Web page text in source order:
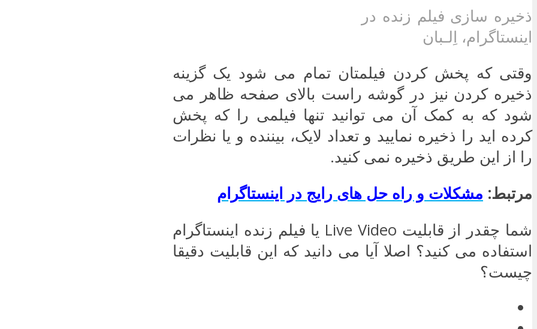
ذخیره سازی فیلم زنده در
اینستاگرام، اِلـبان
وقتی که پخش کردن فیلمتان تمام می شود یک گزینه
ذخیره کردن نیز در گوشه راست بالای صفحه ظاهر می
شود که به کمک آن می توانید تنها فیلمی را که پخش
کرده اید را ذخیره نمایید و تعداد لایک، بیننده و یا نظرات
را از این طریق ذخیره نمی کنید.
مرتبط: مشکلات و راه حل های رایج در اینستاگرام
شما چقدر از قابلیت Live Video یا فیلم زنده اینستاگرام
استفاده می کنید؟ اصلا آیا می دانید که این قابلیت دقیقا
چیست؟